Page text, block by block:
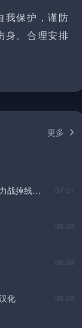
我保护，谨防
身。合理安排
更多
战掉线实
07-01
06-29
06-28
化 06-28